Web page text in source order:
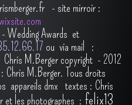
- site mirroir :
- Wedding Awards et
ou via mail :
Chris M.Berger copyright - 2012
M.Berger. Tous droits
appareils dmx textes : Chris
et les photographes : felix13